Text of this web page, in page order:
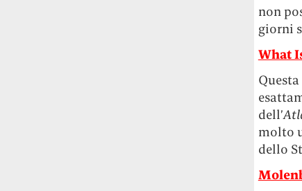
non
giorni
What
dell’
molto
dello